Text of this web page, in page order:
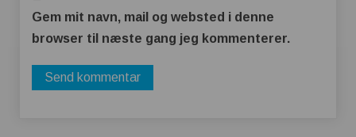
Gem mit navn, mail og websted i denne
browser til næste gang jeg kommenterer.